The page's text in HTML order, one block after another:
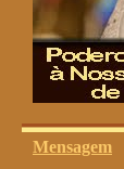
Mensagem